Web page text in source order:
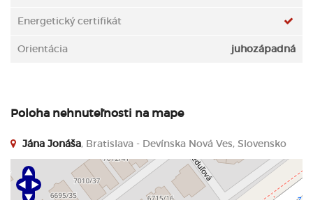
Energetický certifikát
Orientácia juhozápadná
Poloha nehnuteľnosti na mape
Jána Jonáša, Bratislava - Devínska Nová Ves, Slovensko